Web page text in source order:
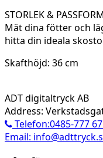
STORLEK & PASSFORM
Mät dina fötter och
hitta din ideala
Skafthöjd: 36 cm
ADT digitaltryck AB
Address:
Telefon:0485-777
Email: